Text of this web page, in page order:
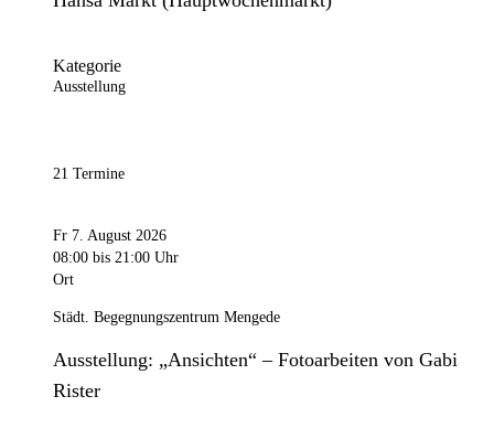
Kategorie
Ausstellung
21 Termine
Fr 7. August 2026
08:00 bis 21:00 Uhr
Ort
Städt. Begegnungszentrum Mengede
Ausstellung: „Ansichten“ – Fotoarbeiten von Gabi
Rister